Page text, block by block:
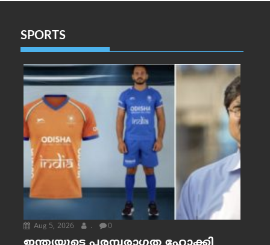
SPORTS
Aug 5, 2026 . 0